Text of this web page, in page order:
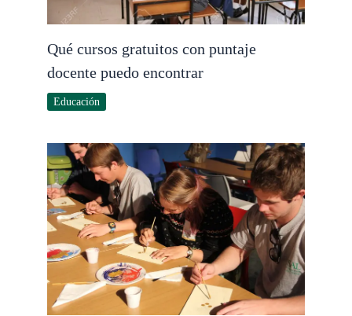
Qué cursos gratuitos con puntaje
docente puedo encontrar
Educación